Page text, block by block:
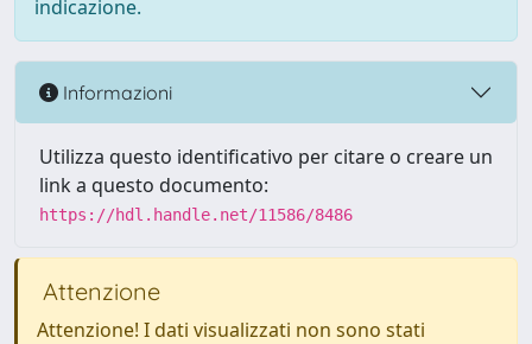
indicazione.
Informazioni
Utilizza questo identificativo per citare o creare un
link a questo documento:
https://hdl.handle.net/11586/8486
Attenzione
Attenzione! I dati visualizzati non sono stati